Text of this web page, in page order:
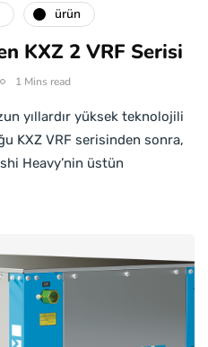
ürün
KXZ 2 VRF Serisi
1 Mins read
yıllardır yüksek teknolojili
KXZ VRF serisinden sonra,
Heavy’nin üstün